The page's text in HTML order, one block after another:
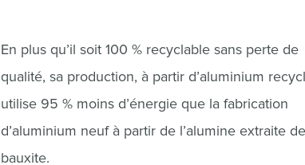
En plus qu’il soit 100 % recyclable sans perte de
qualité, sa production, à partir d’aluminium
utilise 95 % moins d’énergie que la fabrication
d’aluminium neuf à partir de l’alumine extraite
bauxite.